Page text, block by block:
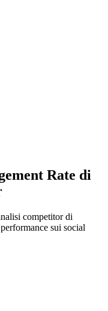
Rate di
competitor di
sui social